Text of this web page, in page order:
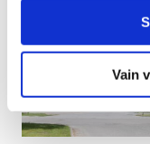
Vain